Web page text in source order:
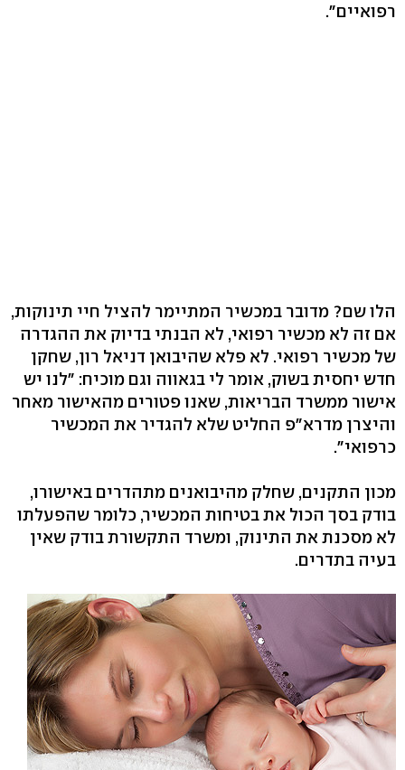
רפואיים‭."‬
הלו שם? מדובר במכשיר המתיימר להציל חיי תינוקות,
אם זה לא מכשיר רפואי, לא הבנתי בדיוק את ההגדרה
של מכשיר רפואי. לא פלא שהיבואן דניאל רון, שחקן
חדש יחסית בשוק, אומר לי בגאווה וגם מוכיח: "לנו יש
אישור ממשרד הבריאות, שאנו פטורים מהאישור מאחר
והיצרן מדרא"פ החליט שלא להגדיר את המכשיר
כרפואי‭."‬
מכון התקנים, שחלק מהיבואנים מתהדרים באישורו,
בודק בסך הכול את בטיחות המכשיר, כלומר שהפעלתו
לא מסכנת את התינוק, ומשרד התקשורת בודק שאין
בעיה בתדרים.